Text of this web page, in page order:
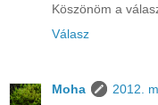
Köszönöm a
Válasz
Moha
2012.